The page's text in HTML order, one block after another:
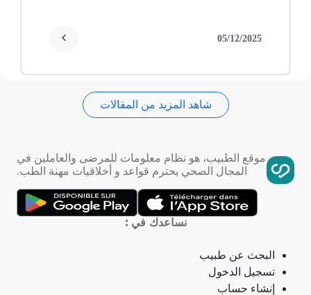
تمدد الأوعية الدموية
التهاب الحلق
ذبحة صدرية (مصطلح لاتيني)
05/12/2025
شاهد المزيد من المقالات
موقع الطبيب، هو نظام معلومات للمرضى والعاملين في
المجال الصحي يحترم قواعد و أخلاقيات مهنة الطب.
نساعدك في :
البحث عن طبيب
تسجيل الدخول
إنشاء حساب